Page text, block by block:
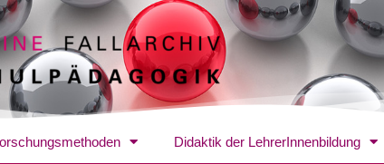
Didaktik der LehrerInnenbildung